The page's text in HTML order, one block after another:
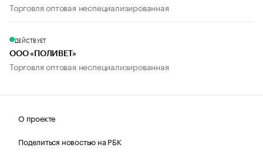
Торговля оптовая неспециализированная
ДЕЙСТВУЕТ
ООО «ПОЛИВЕТ»
Торговля оптовая неспециализированная
О проекте
Поделиться новостью на РБК